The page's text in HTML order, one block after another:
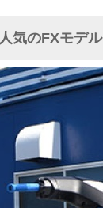
気のFXモデル